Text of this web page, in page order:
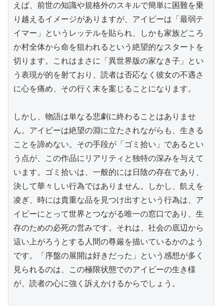
えば、前世の知識や規格外のスキルで簡単に困難を乗
り越えるイメージがありますが、アイビーは「最弱テ
イマー」というレッテルを貼られ、しかも家族どころ
か村全体から命を狙われるという絶望的なスタートを
切ります。これはまさに「異世界版の家なき子」とい
う表現が的を射ており、読者は否応なく彼女の不遇さ
に心を痛め、その行く末を案じることになります。
しかし、物語は単なる悲劇に終わることはありませ
ん。アイビーは絶望の淵に立たされながらも、生きる
ことを諦めない。その手段が「ゴミ拾い」であるとい
う点が、この作品にリアリティと独特の深みを与えて
います。ゴミ拾いは、一般的には日陰の存在であり、
決して華々しい行為ではありません。しかし、飢えを
凌ぎ、時には貴重な品を見つけ出すという行為は、ア
イビーにとって世界とつながる唯一の窓口であり、生
存のための必死の営みです。それは、社会の底辺から
這い上がろうとする人間の尊厳を描いているかのよう
です。「序盤の展開は好きだった」という感想が多く
見られるのは、この極限状態でのアイビーの生き様
が、読者の心に強く訴えかけるからでしょう。